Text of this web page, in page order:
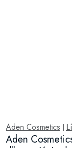
Aden Cosmetics
Aden